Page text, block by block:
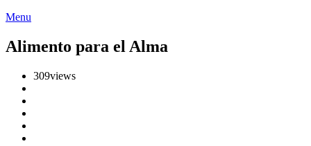
Menu
Alimento para el Alma
309views